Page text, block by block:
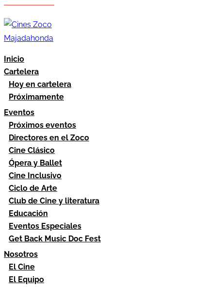
Inicio
Cartelera
Hoy en cartelera
Próximamente
Eventos
Próximos eventos
Directores en el Zoco
Cine Clásico
Ópera y Ballet
Cine Inclusivo
Ciclo de Arte
Club de Cine y literatura
Educación
Eventos Especiales
Get Back Music Doc Fest
Nosotros
El Cine
El Equipo